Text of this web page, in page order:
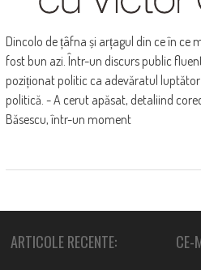
Dincolo de țâfna și arțagul din ce în ce
fost bun azi. Într-un discurs public
poziționat politic ca adevăratul luptător
politică. - A cerut apăsat, detaliind
Băsescu, într-un moment
ARTICOLE RECENTE: CE-